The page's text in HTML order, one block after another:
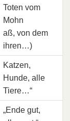
Toten vom
Mohn
aß, von dem
ihren…)
Katzen,
Hunde, alle
Tiere…“
„Ende gut,